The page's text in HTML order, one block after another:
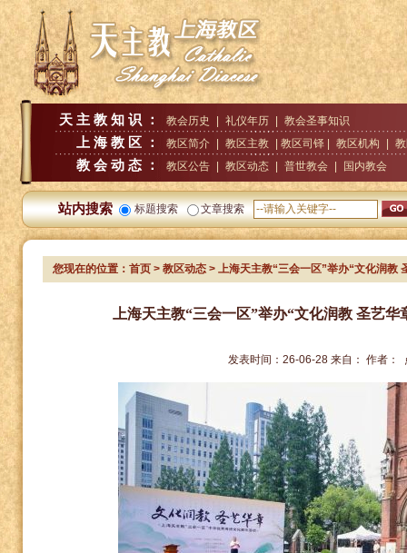
天主教知识： 教会历史 礼仪年历 教会圣事知识
上海教区： 教区简介 教区主教 | 教区司铎 | 教区机构
教会动态： 教区公告 教区动态 普世教会 国内教会
站内搜索 标题搜索 文章搜索
您现在的位置：首页 >教区动态 > 上海天主教“三会一区”举办“文化润教
上海天主教“三会一区”举办“文化润教 圣艺
发表时间：26-06-28 来自： 作者：